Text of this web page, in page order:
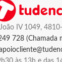
IV 1049,
728 (Chamada